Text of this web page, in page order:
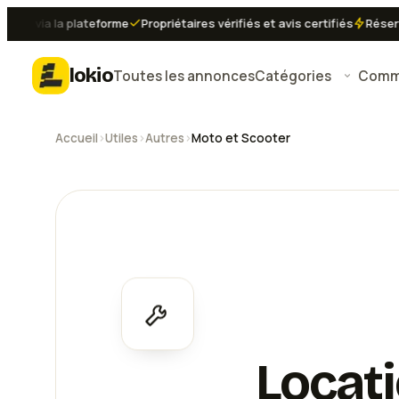
via la plateforme Propriétaires vérifiés et avis certifiés
lokioToutes les annoncesCatégories
Accueil ›Utiles ›Autres ›Moto et Scooter